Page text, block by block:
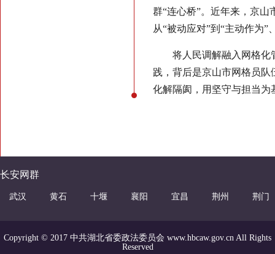
群“连心桥”。近年来，京
从“被动应对”到“主动作为”
将人民调解融入网格化
践，背后是京山市网格员
化解隔阂，用坚守与担当
长安网群
武汉 黄石 十堰 襄阳 宜昌 荆州 荆门
Copyright © 2017 中共湖北省委政法委员会 www.hbcaw.gov.cn All Rights
Reserved